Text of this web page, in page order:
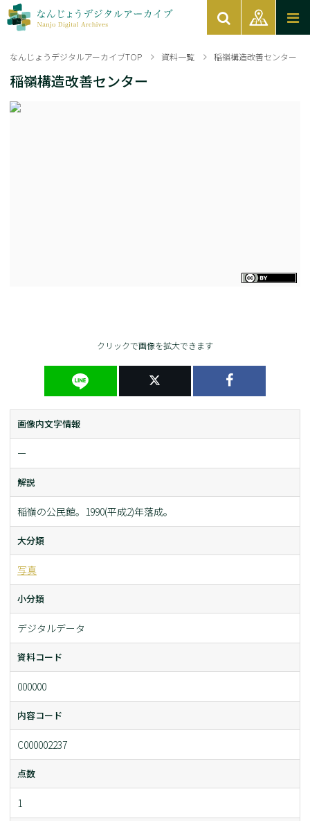
なんじょうデジタルアーカイブTOP 資料一覧 稲嶺構造改善センター
稲嶺構造改善センター
クリックで画像を拡大できます
画像内文字情報
ー
解説
稲嶺の公民館。1990(平成2)年落成。
大分類
写真
小分類
デジタルデータ
資料コード
000000
内容コード
C000002237
点数
1